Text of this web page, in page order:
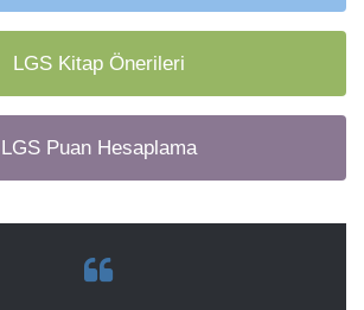
LGS Kitap Önerileri
LGS Puan Hesaplama